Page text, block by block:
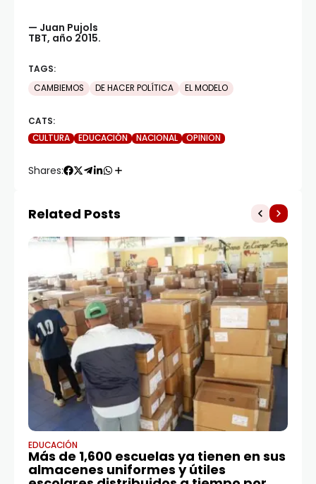
— Juan Pujols
TBT, año 2015.
TAGS:
CAMBIEMOS
DE HACER POLÍTICA EL MODELO
CATS:
CULTURA
EDUCACIÓN NACIONAL OPINION
Shares:
Related Posts
EDUCACIÓN
Más de 1,600 escuelas ya tienen en sus
almacenes uniformes y útiles